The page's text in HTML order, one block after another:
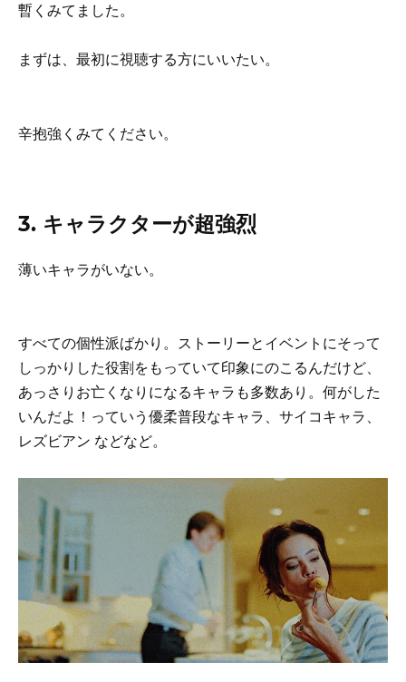
暫くみてました。
まずは、最初に視聴する方にいいたい。
辛抱強くみてください。
3. キャラクターが超強烈
薄いキャラがいない。
すべての個性派ばかり。ストーリーとイベントにそって
しっかりした役割をもっていて印象にのこるんだけど、
あっさりお亡くなりになるキャラも多数あり。何がした
いんだよ！っていう優柔普段なキャラ、サイコキャラ、
レズビアン などなど。